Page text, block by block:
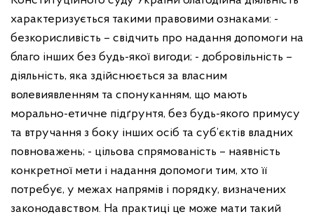
характеризується такими правовими ознаками: -
безкорисливість – свідчить про надання допомоги на
благо інших без будь-якої вигоди; - добровільність –
діяльність, яка здійснюється за власним
волевиявленням та спонуканням, що мають
морально-етичне підґрунтя, без будь-якого примусу
та втручання з боку інших осіб та суб’єктів владних
повноважень; - цільова спрямованість – наявність
конкретної мети і надання допомоги тим, хто її
потребує, у межах напрямів і порядку, визначених
законодавством. На практиці це може мати такий